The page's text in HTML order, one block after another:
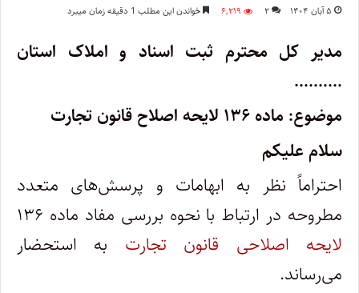
۵ آبان ۱۴۰۴ ۲ ۶,۲۱۹ خواندن این مطلب 1 دقیقه زمان میبرد
مدیر کل محترم ثبت اسناد و املاک استان
……….
موضوع: ماده ۱۳۶ لایحه اصلاح قانون تجارت
سلام علیکم
احتراماً نظر به ابهامات و پرسش‌های متعدد
مطروحه در ارتباط با نحوه بررسی مفاد ماده ۱۳۶
لایحه اصلاحی قانون تجارت به استحضار
می‌رساند.